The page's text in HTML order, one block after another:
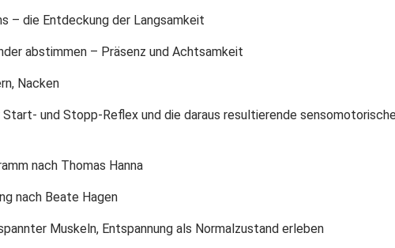
– die Entdeckung der Langsamkeit
abstimmen – Präsenz und Achtsamkeit
Nacken
und Stopp-Reflex und die daraus resultierende
nach Thomas Hanna
nach Beate Hagen
Muskeln, Entspannung als Normalzustand erleben